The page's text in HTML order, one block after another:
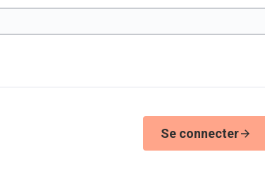
Se connecter